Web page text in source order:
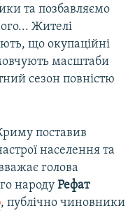
та позбавляємо
Жителі
що окупаційні
масштаби
сезон повністю
поставив
населення та
голова
народу Рефат
, публічно чиновники